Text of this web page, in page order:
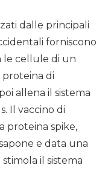
dalle principali
forniscono
le cellule di un
di
allena il sistema
Il vaccino di
proteina spike,
e data una
il sistema